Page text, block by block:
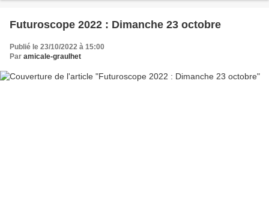
Futuroscope 2022 : Dimanche 23 octobre
Publié le 23/10/2022 à 15:00
Par amicale-graulhet